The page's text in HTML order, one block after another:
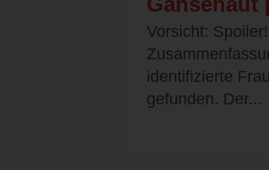
Vorsicht: Spoiler!
identifizierte
gefunden. Der...